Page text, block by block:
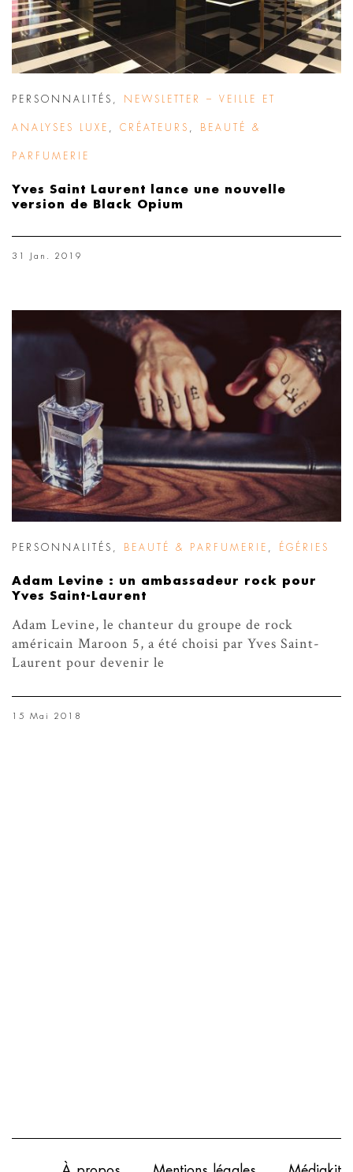
PERSONNALITÉS NEWSLETTER – VEILLE ET
ANALYSES LUXE CRÉATEURS BEAUTÉ &
PARFUMERIE
Yves Saint Laurent lance une nouvelle
version de Black Opium
31 Jan. 2019
PERSONNALITÉS BEAUTÉ & PARFUMERIE ÉGÉRIES
Adam Levine : un ambassadeur rock pour
Yves Saint-Laurent
Adam Levine, le chanteur du groupe de rock
américain Maroon 5, a été choisi par Yves Saint-
Laurent pour devenir le
15 Mai 2018